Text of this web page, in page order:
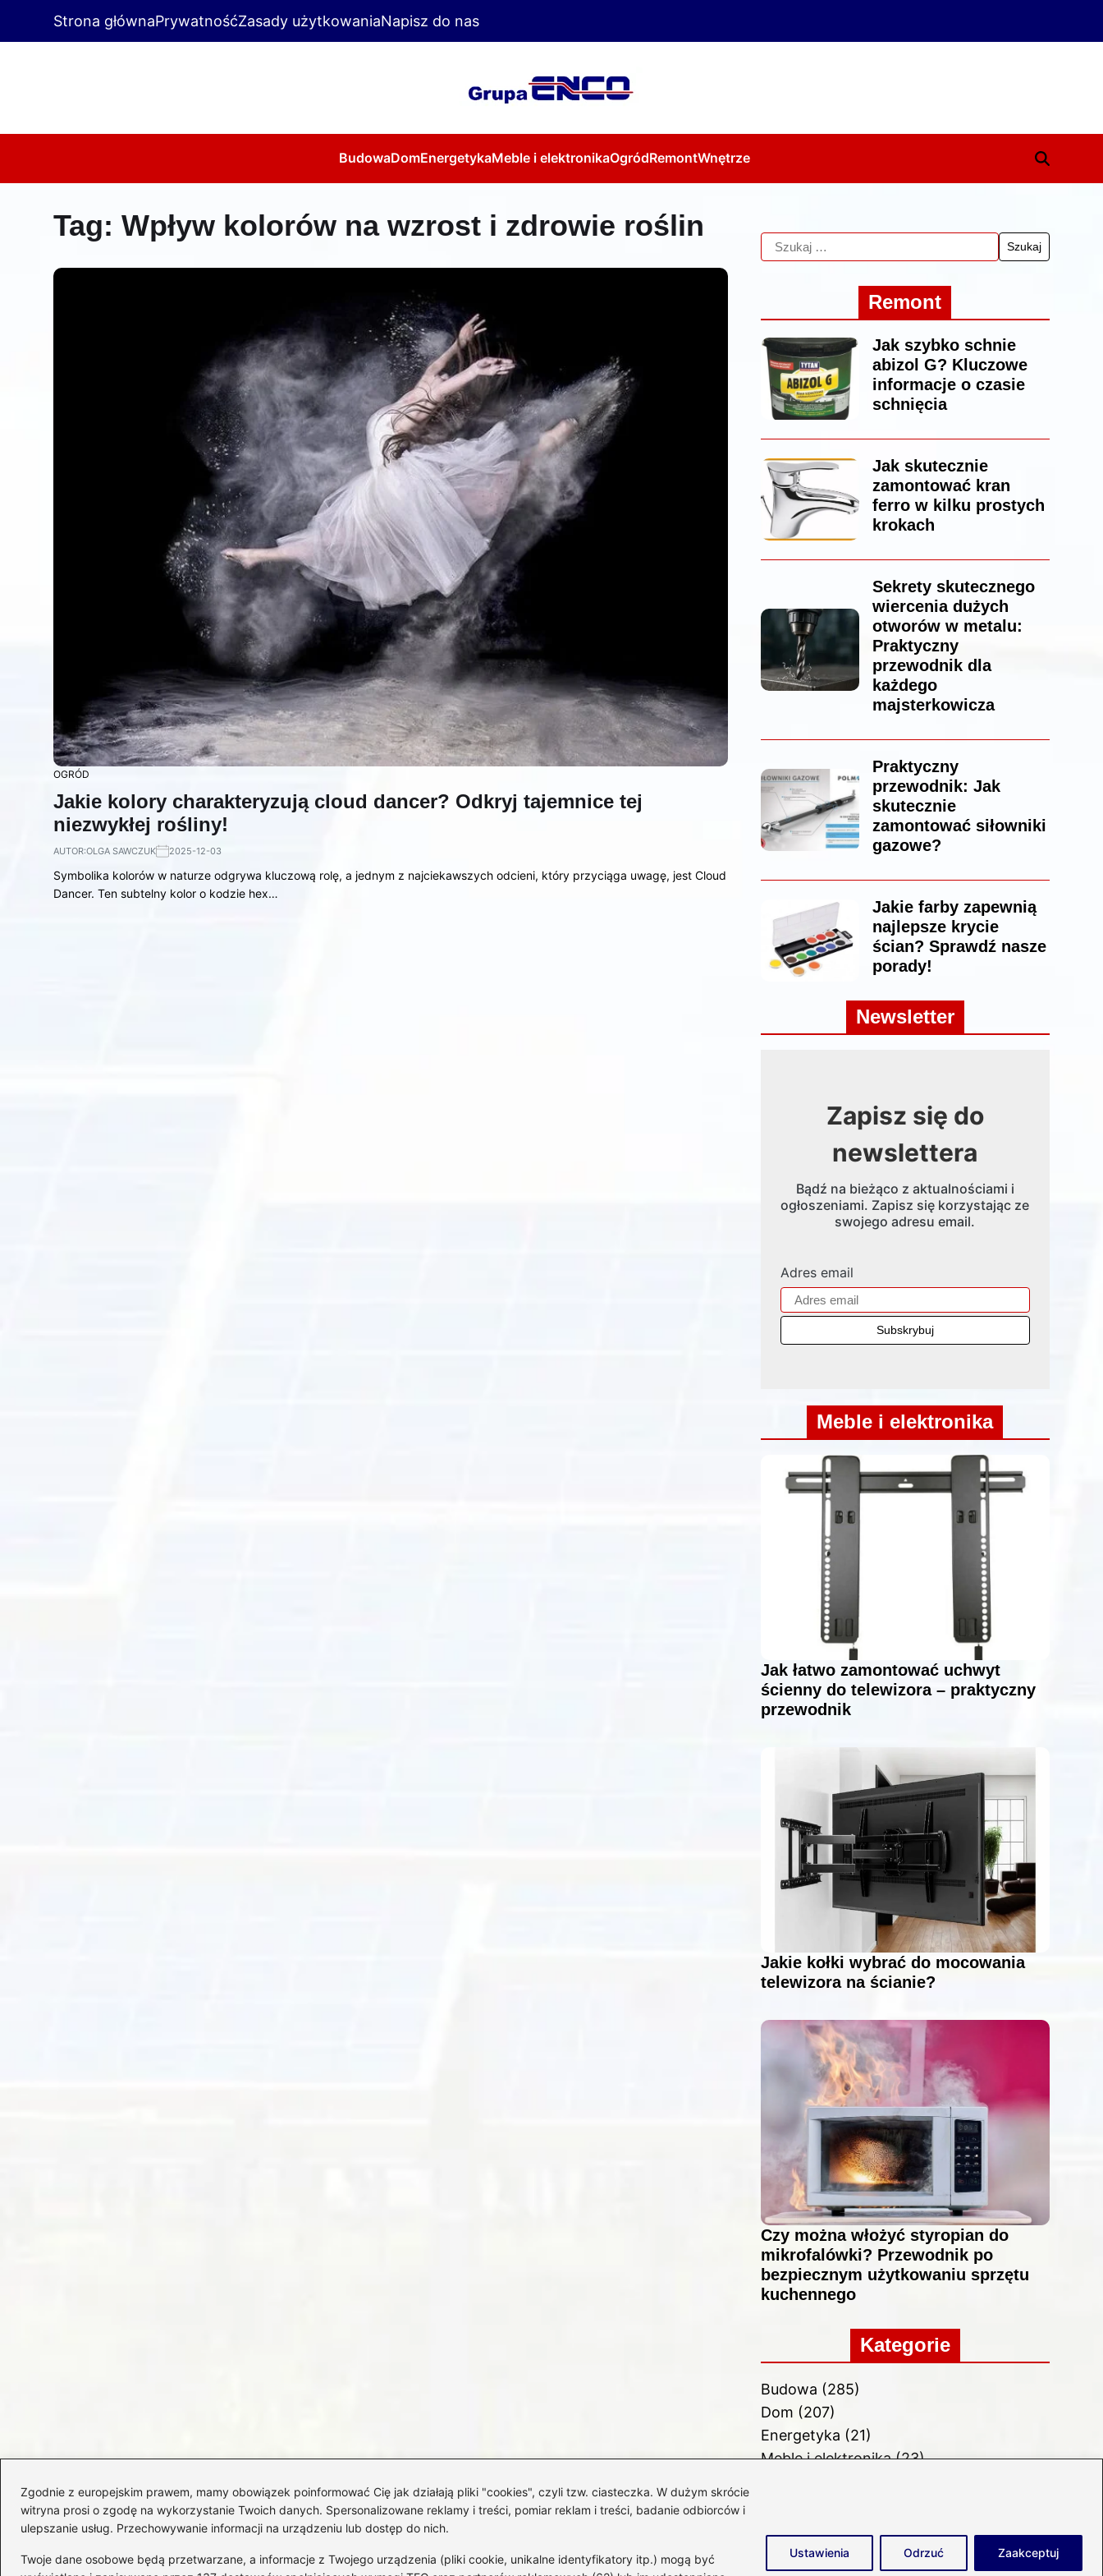
Zgodnie z europejskim prawem, mamy obowiązek poinformować Cię jak działają pliki "cookies", czyli tzw. ciasteczka. W dużym skrócie
witryna prosi o zgodę na wykorzystanie Twoich danych. Spersonalizowane reklamy i treści, pomiar reklam i treści, badanie odbiorców i
ulepszanie usług. Przechowywanie informacji na urządzeniu lub dostęp do nich.
Twoje dane osobowe będą przetwarzane, a informacje z Twojego urządzenia (pliki cookie, unikalne identyfikatory itp.) mogą być
Ustawienia Odrzuć Zaakceptuj
Strona głównaPrywatnośćZasady użytkowaniaNapisz do nas
BudowaDomEnergetykaMeble i elektronikaOgródRemontWnętrze
Tag: Wpływ kolorów na wzrost i zdrowie roślin
OGRÓD
Jakie kolory charakteryzują cloud dancer? Odkryj tajemnice tej
niezwykłej rośliny!
AUTOR:OLGA SAWCZUK 2025-12-03
Symbolika kolorów w naturze odgrywa kluczową rolę, a jednym z najciekawszych odcieni, który przyciąga uwagę, jest Cloud
Dancer. Ten subtelny kolor o kodzie hex…
Remont
Jak szybko schnie
abizol G? Kluczowe
informacje o czasie
schnięcia
Jak skutecznie
zamontować kran
ferro w kilku prostych
krokach
Sekrety skutecznego
wiercenia dużych
otworów w metalu:
Praktyczny
przewodnik dla
każdego
majsterkowicza
Praktyczny
przewodnik: Jak
skutecznie
zamontować siłowniki
gazowe?
Jakie farby zapewnią
najlepsze krycie
ścian? Sprawdź nasze
porady!
Newsletter
Zapisz się do
newslettera
Bądź na bieżąco z aktualnościami i
ogłoszeniami. Zapisz się korzystając ze
swojego adresu email.
Adres email
Meble i elektronika
Jak łatwo zamontować uchwyt
ścienny do telewizora – praktyczny
przewodnik
Jakie kołki wybrać do mocowania
telewizora na ścianie?
Czy można włożyć styropian do
mikrofalówki? Przewodnik po
bezpiecznym użytkowaniu sprzętu
kuchennego
Kategorie
Budowa (285)
Dom (207)
Energetyka (21)
Meble i elektronika(23)